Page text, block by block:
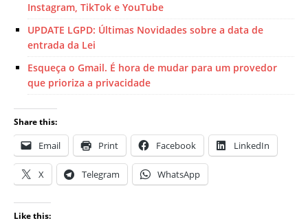
Instagram, TikTok e YouTube
UPDATE LGPD: Últimas Novidades sobre a data de
entrada da Lei
Esqueça o Gmail. É hora de mudar para um provedor
que prioriza a privacidade
Share this:
Email Print Facebook LinkedIn
X Telegram WhatsApp
Like this: